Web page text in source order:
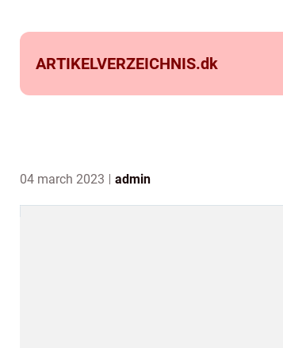
ARTIKELVERZEICHNIS.dk
04 march 2023 admin